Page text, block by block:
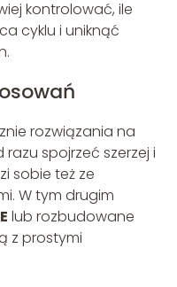
kontrolować, ile
cyklu i uniknąć
rozwiązania na
razu spojrzeć szerzej i
sobie też ze
W tym drugim
lub rozbudowane
z prostymi